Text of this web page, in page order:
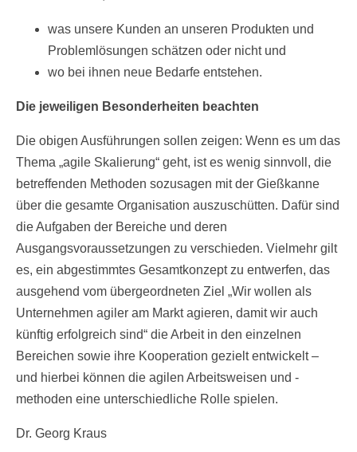
was unsere Kunden an unseren Produkten und
Problemlösungen schätzen oder nicht und
wo bei ihnen neue Bedarfe entstehen.
Die jeweiligen Besonderheiten beachten
Die obigen Ausführungen sollen zeigen: Wenn es um das
Thema „agile Skalierung“ geht, ist es wenig sinnvoll, die
betreffenden Methoden sozusagen mit der Gießkanne
über die gesamte Organisation auszuschütten. Dafür sind
die Aufgaben der Bereiche und deren
Ausgangsvoraussetzungen zu verschieden. Vielmehr gilt
es, ein abgestimmtes Gesamtkonzept zu entwerfen, das
ausgehend vom übergeordneten Ziel „Wir wollen als
Unternehmen agiler am Markt agieren, damit wir auch
künftig erfolgreich sind“ die Arbeit in den einzelnen
Bereichen sowie ihre Kooperation gezielt entwickelt –
und hierbei können die agilen Arbeitsweisen und -
methoden eine unterschiedliche Rolle spielen.
Dr. Georg Kraus